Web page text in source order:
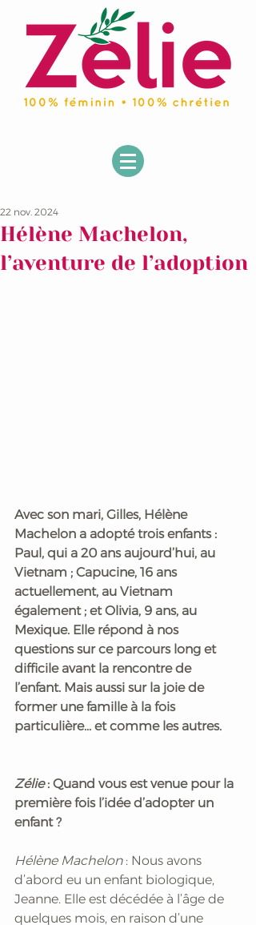
Hélène Machelon,
l’aventure de l’adoption
22 nov. 2024
Avec son mari, Gilles, Hélène
Machelon a adopté trois enfants :
Paul, qui a 20 ans aujourd’hui, au
Vietnam ; Capucine, 16 ans
actuellement, au Vietnam
également ; et Olivia, 9 ans, au
Mexique. Elle répond à nos
questions sur ce parcours long et
difficile avant la rencontre de
l’enfant. Mais aussi sur la joie de
former une famille à la fois
particulière... et comme les autres.
Zélie : Quand vous est venue pour la
première fois l’idée d’adopter un
enfant ?
Hélène Machelon : Nous avons
d’abord eu un enfant biologique,
Jeanne. Elle est décédée à l’âge de
quelques mois, en raison d’une